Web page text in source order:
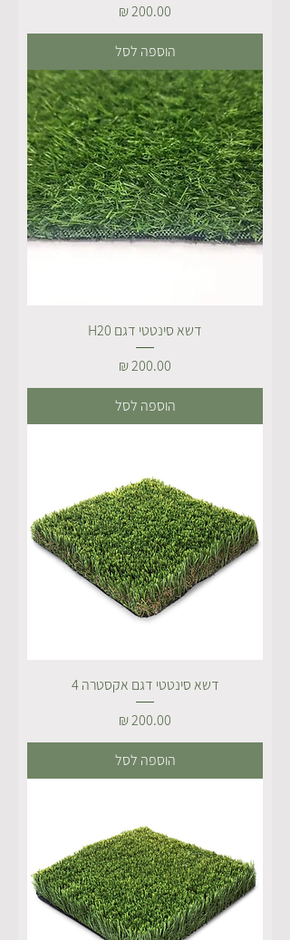
מחיר
הוספה לסל
דשא סינטטי דגם H20
מחיר
הוספה לסל
דשא סינטטי דגם אקסטרה 4
מחיר
הוספה לסל